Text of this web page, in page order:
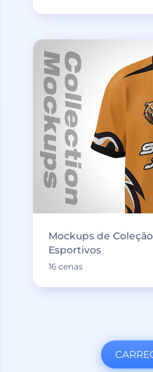
Mockups de
Esportivos
16 cenas